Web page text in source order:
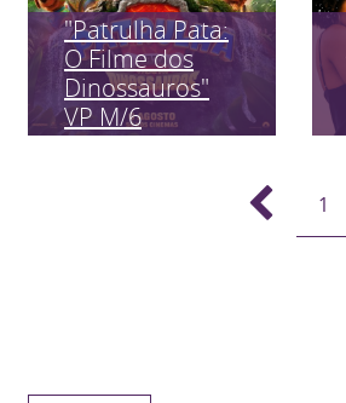
"Patrulha Pata:
O Filme dos
Dinossauros"
VP M/6
1